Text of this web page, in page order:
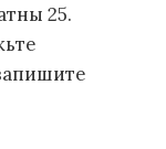
25.